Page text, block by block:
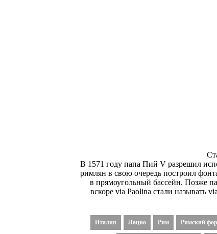
В 1571 году папа Пий V разрешил
римлян в свою очередь построил
в прямоугольный бассейн. Позже
вскоре via Paolina стали называть
Италия Лацио Рим Римский